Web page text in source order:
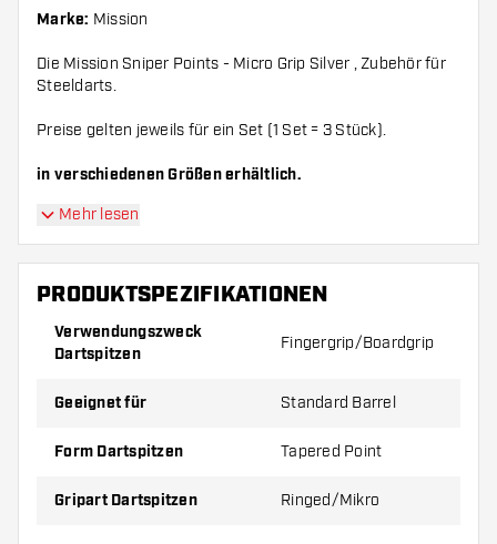
Marke: Mission
Die Mission Sniper Points - Micro Grip Silver , Zubehör für
Steeldarts.
Preise gelten jeweils für ein Set (1 Set = 3 Stück).
in verschiedenen Größen erhältlich.
Mehr lesen
PRODUKTSPEZIFIKATIONEN
Verwendungszweck
Dartspitzen
Fingergrip/Boardgrip
Geeignet für Standard Barrel
Form Dartspitzen Tapered Point
Gripart Dartspitzen Ringed/Mikro